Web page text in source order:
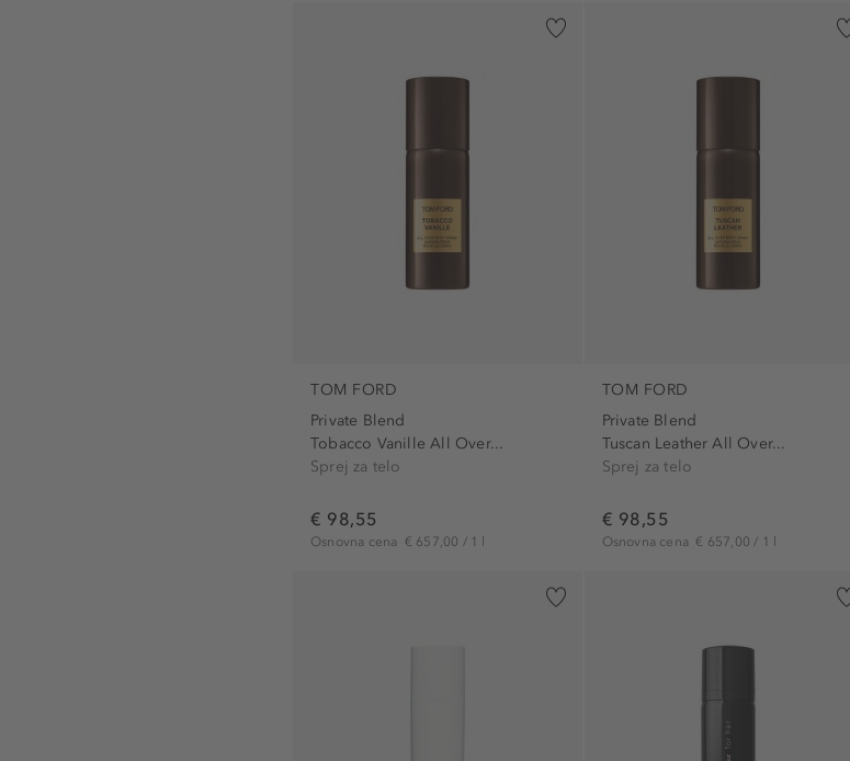
TOM FORD
Private Blend
Tobacco Vanille All Over...
Sprej za telo
€ 98,55
Osnovna cena € 657,00 / 1 l
TOM FORD
Private Blend
Tuscan Leather All Over...
Sprej za telo
€ 98,55
Osnovna cena € 657,00 / 1 l